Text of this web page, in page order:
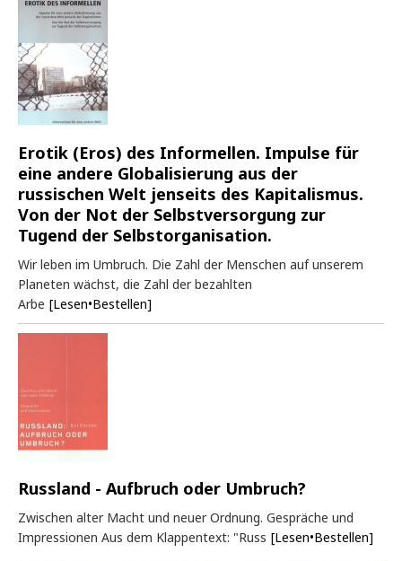
Erotik (Eros) des Informellen. Impulse für
eine andere Globalisierung aus der
russischen Welt jenseits des Kapitalismus.
Von der Not der Selbstversorgung zur
Tugend der Selbstorganisation.
Wir leben im Umbruch. Die Zahl der Menschen auf unserem
Planeten wächst, die Zahl der bezahlten
Arbe [Lesen•Bestellen]
Russland - Aufbruch oder Umbruch?
Zwischen alter Macht und neuer Ordnung. Gespräche und
Impressionen Aus dem Klappentext: "Russ [Lesen•Bestellen]